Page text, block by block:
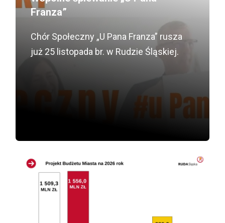
Franza”
Chór Społeczny „U Pana Franza” rusza
już 25 listopada br. w Rudzie Śląskiej.